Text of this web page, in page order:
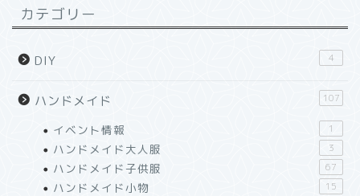
カテゴリー
DIY 4
ハンドメイド 107
イベント情報 1
ハンドメイド大人服 3
ハンドメイド子供服 67
ハンドメイド小物 15